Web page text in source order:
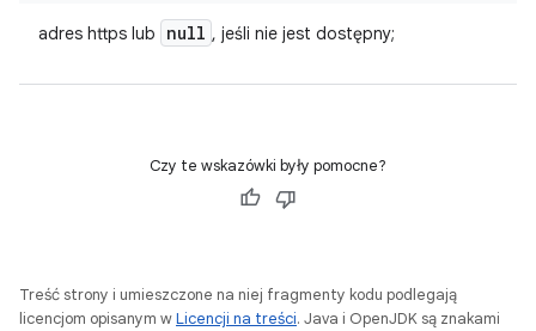
adres https lub null , jeśli nie jest dostępny;
Czy te wskazówki były pomocne?
Treść strony i umieszczone na niej fragmenty kodu podlegają
licencjom opisanym wLicencji na treści. Java i OpenJDK są znakami